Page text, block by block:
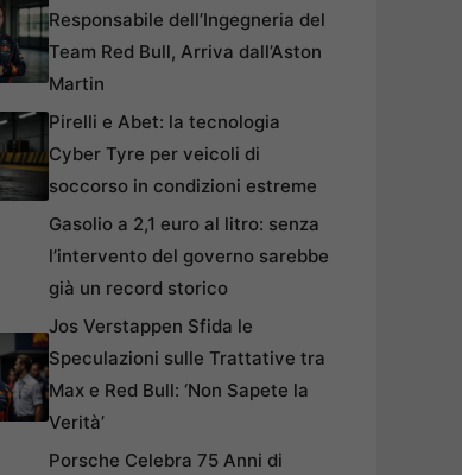
Responsabile dell’Ingegneria del
Team Red Bull, Arriva dall’Aston
Martin
Pirelli e Abet: la tecnologia
Cyber Tyre per veicoli di
soccorso in condizioni estreme
Gasolio a 2,1 euro al litro: senza
l’intervento del governo sarebbe
già un record storico
Jos Verstappen Sfida le
Speculazioni sulle Trattative tra
Max e Red Bull: ‘Non Sapete la
Verità’
Porsche Celebra 75 Anni di